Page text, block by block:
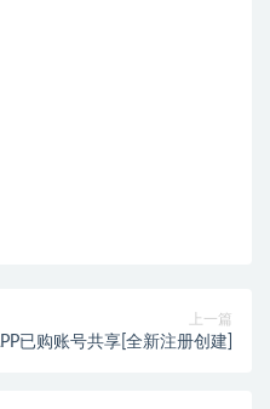
上一篇
已购账号共享[全新注册创建]